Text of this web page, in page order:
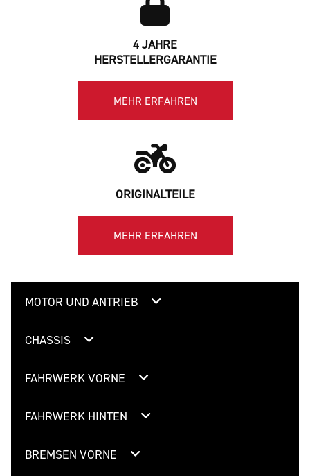
4 JAHRE
HERSTELLERGARANTIE
MEHR ERFAHREN
ORIGINALTEILE
MEHR ERFAHREN
MOTOR UND ANTRIEB
CHASSIS
FAHRWERK VORNE
FAHRWERK HINTEN
BREMSEN VORNE